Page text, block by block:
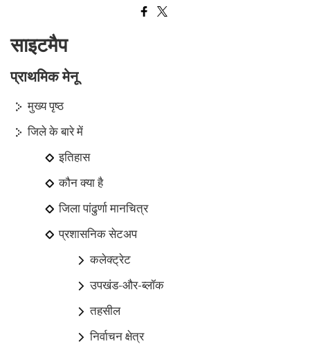
साइटमैप
प्राथमिक मेनू
मुख्य पृष्ठ
जिले के बारे में
इतिहास
कौन क्या है
जिला पांढुर्णा मानचित्र
प्रशासनिक सेटअप
कलेक्ट्रेट
उपखंड-और-ब्लॉक
तहसील
निर्वाचन क्षेत्र